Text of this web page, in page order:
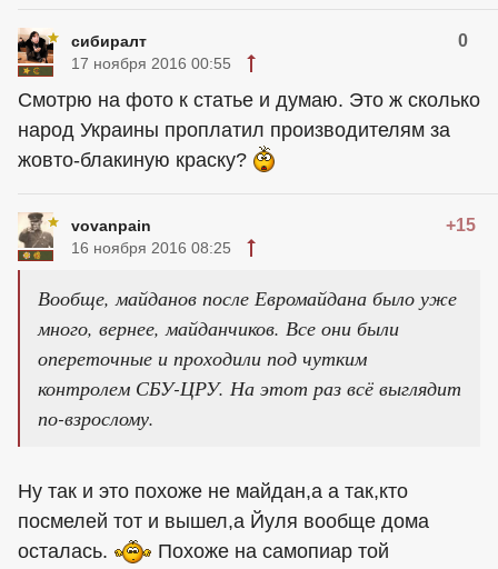
сибиралт 0
17 ноября 2016 00:55
Смотрю на фото к статье и думаю. Это ж сколько
народ Украины проплатил производителям за
жовто-блакиную краску?
vovanpain +15
16 ноября 2016 08:25
Вообще, майданов после Евромайдана было уже
много, вернее, майданчиков. Все они были
опереточные и проходили под чутким
контролем СБУ-ЦРУ. На этот раз всё выглядит
по-взрослому.
Ну так и это похоже не майдан,а а так,кто
посмелей тот и вышел,а Йуля вообще дома
осталась.
Похоже на самопиар той